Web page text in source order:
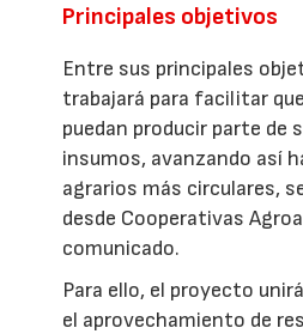
Principales objetivos
Entre sus principales
trabajará para facilitar
puedan producir parte de
insumos, avanzando así
agrarios más circulares,
desde Cooperativas
comunicado.
Para ello, el proyecto
el aprovechamiento de